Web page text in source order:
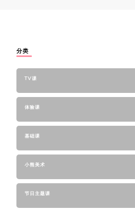
分类
TV课
体验课
基础课
小熊美术
节日主题课